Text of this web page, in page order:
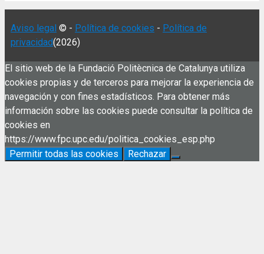
Aviso legal © - Política de cookies - Política de
privacidad(2026)
El sitio web de la Fundació Politècnica de Catalunya utiliza
cookies propias y de terceros para mejorar la experiencia de
navegación y con fines estadísticos. Para obtener más
información sobre las cookies puede consultar la política de
cookies en
https://www.fpc.upc.edu/politica_cookies_esp.php
Permitir todas las cookies
Rechazar